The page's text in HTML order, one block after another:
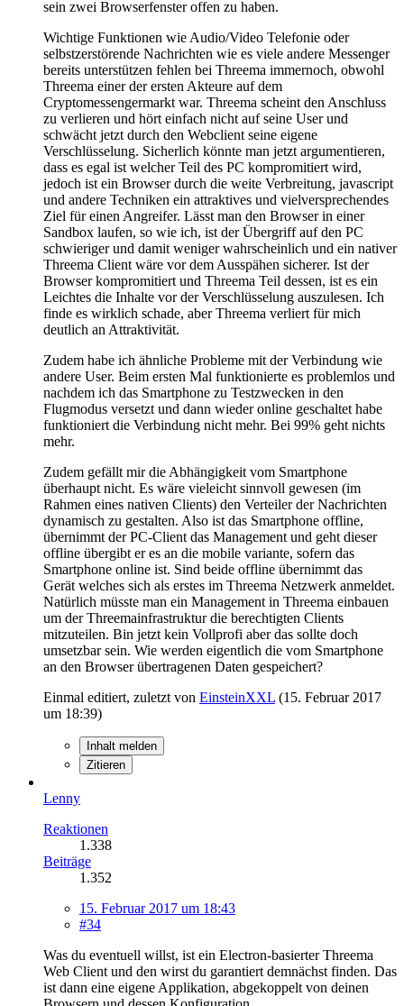
sein zwei Browserfenster offen zu haben.
Wichtige Funktionen wie Audio/Video Telefonie oder
selbstzerstörende Nachrichten wie es viele andere Messenger
bereits unterstützen fehlen bei Threema immernoch, obwohl
Threema einer der ersten Akteure auf dem
Cryptomessengermarkt war. Threema scheint den Anschluss
zu verlieren und hört einfach nicht auf seine User und
schwächt jetzt durch den Webclient seine eigene
Verschlüsselung. Sicherlich könnte man jetzt argumentieren,
dass es egal ist welcher Teil des PC kompromitiert wird,
jedoch ist ein Browser durch die weite Verbreitung, javascript
und andere Techniken ein attraktives und vielversprechendes
Ziel für einen Angreifer. Lässt man den Browser in einer
Sandbox laufen, so wie ich, ist der Übergriff auf den PC
schwieriger und damit weniger wahrscheinlich und ein nativer
Threema Client wäre vor dem Ausspähen sicherer. Ist der
Browser kompromitiert und Threema Teil dessen, ist es ein
Leichtes die Inhalte vor der Verschlüsselung auszulesen. Ich
finde es wirklich schade, aber Threema verliert für mich
deutlich an Attraktivität.
Zudem habe ich ähnliche Probleme mit der Verbindung wie
andere User. Beim ersten Mal funktionierte es problemlos und
nachdem ich das Smartphone zu Testzwecken in den
Flugmodus versetzt und dann wieder online geschaltet habe
funktioniert die Verbindung nicht mehr. Bei 99% geht nichts
mehr.
Zudem gefällt mir die Abhängigkeit vom Smartphone
überhaupt nicht. Es wäre vieleicht sinnvoll gewesen (im
Rahmen eines nativen Clients) den Verteiler der Nachrichten
dynamisch zu gestalten. Also ist das Smartphone offline,
übernimmt der PC-Client das Management und geht dieser
offline übergibt er es an die mobile variante, sofern das
Smartphone online ist. Sind beide offline übernimmt das
Gerät welches sich als erstes im Threema Netzwerk anmeldet.
Natürlich müsste man ein Management in Threema einbauen
um der Threemainfrastruktur die berechtigten Clients
mitzuteilen. Bin jetzt kein Vollprofi aber das sollte doch
umsetzbar sein. Wie werden eigentlich die vom Smartphone
an den Browser übertragenen Daten gespeichert?
Einmal editiert, zuletzt von EinsteinXXL (15. Februar 2017
um 18:39)
Inhalt melden
Zitieren
Lenny
Reaktionen
1.338
Beiträge
1.352
15. Februar 2017 um 18:43
#34
Was du eventuell willst, ist ein Electron-basierter Threema
Web Client und den wirst du garantiert demnächst finden. Das
ist dann eine eigene Applikation, abgekoppelt von deinen